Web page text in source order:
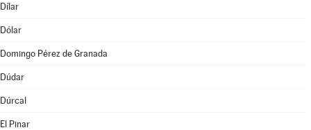
Dílar
Dólar
Domingo Pérez de Granada
Dúdar
Dúrcal
El Pinar